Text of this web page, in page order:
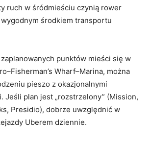
ruch w śródmieściu czynią rower
środkiem transportu
punktów mieści się w
Wharf–Marina, można
pieszo z okazjonalnymi
Jeśli plan jest „rozstrzelony” (Mission,
Presidio), dobrze uwzględnić w
Uberem dziennie.